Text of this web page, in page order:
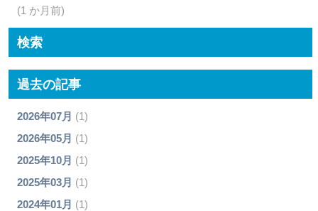
(1 か月前)
検索
過去の記事
2026年07月 (1)
2026年05月 (1)
2025年10月 (1)
2025年03月 (1)
2024年01月 (1)